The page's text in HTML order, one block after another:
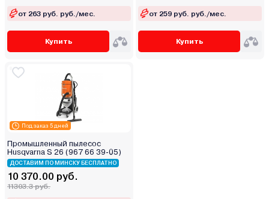
от 263 руб. руб./мес.
Купить
от 259 руб. руб./мес.
Купить
Под заказ 5 дней
Промышленный пылесос
Husqvarna S 26 (967 66 39-05)
ДОСТАВИМ ПО МИНСКУ БЕСПЛАТНО
10 370.00 руб.
11303.3 руб.